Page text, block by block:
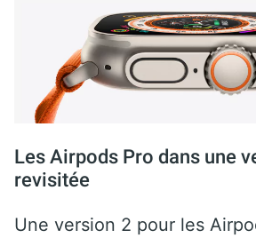
Les Airpods Pro dans une
revisitée
Une version 2 pour les